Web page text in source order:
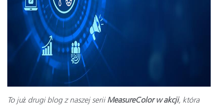
To już drugi blog z naszej serii MeasureColor w akcji, która